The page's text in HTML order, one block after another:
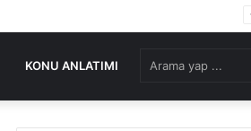
KONU ANLATIMI